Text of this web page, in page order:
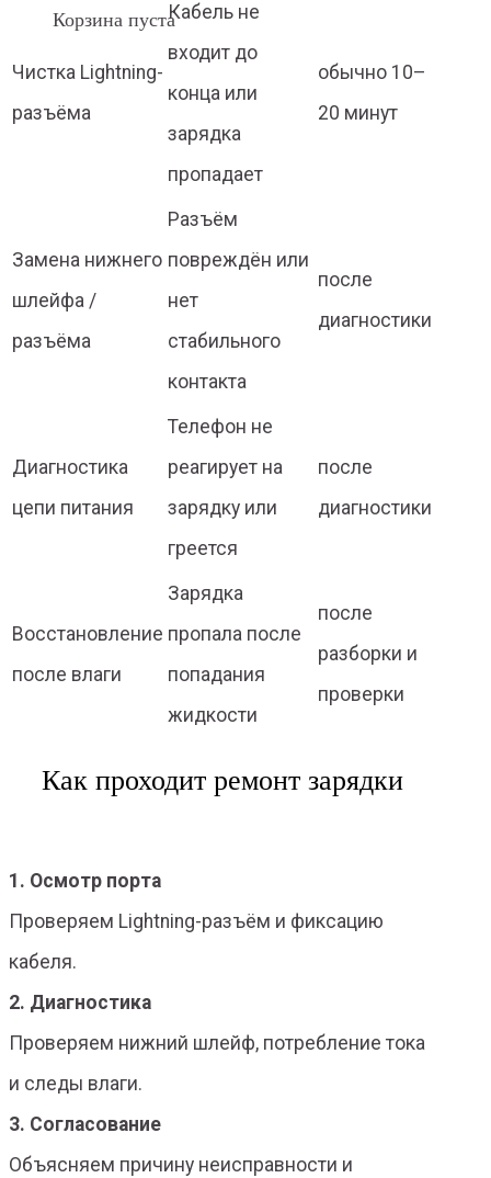
Корзина пуста
Чистка Lightning-
разъёма
Кабель не
входит до
конца или
зарядка
пропадает
обычно 10–
20 минут
Замена нижнего
шлейфа /
разъёма
Разъём
повреждён или
нет
стабильного
контакта
после
диагностики
Диагностика
цепи питания
Телефон не
реагирует на
зарядку или
греется
после
диагностики
Восстановление
после влаги
Зарядка
пропала после
попадания
жидкости
после
разборки и
проверки
Как проходит ремонт зарядки
1. Осмотр порта
Проверяем Lightning-разъём и фиксацию
кабеля.
2. Диагностика
Проверяем нижний шлейф, потребление тока
и следы влаги.
3. Согласование
Объясняем причину неисправности и